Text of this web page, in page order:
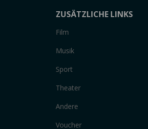
ZUSÄTZLICHE LINKS
Film
Musik
Sport
Theater
Andere
Voucher